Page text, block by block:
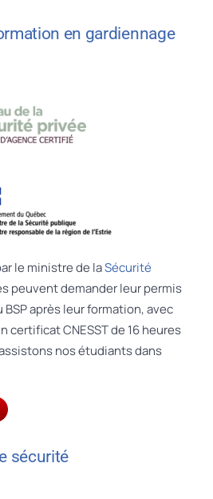
en gardiennage
le ministre de laSécurité
peuvent demander leur permis
BSP après leur formation, avec
certificat CNESST de 16 heures
nos étudiants dans
sécurité